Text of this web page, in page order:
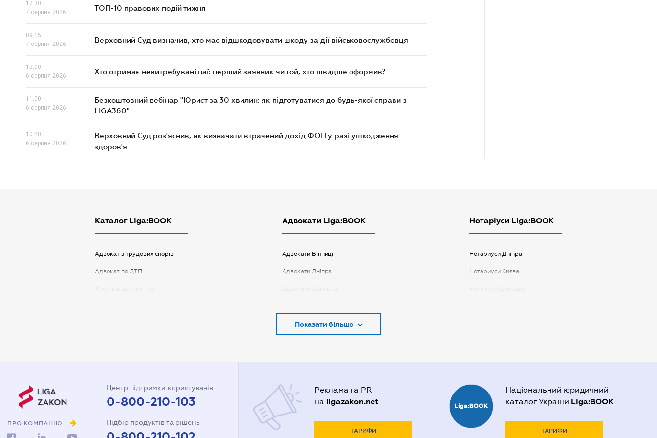
17.30
7 серпня 2026
ТОП-10 правових подій тижня
09.15
7 серпня 2026
Верховний Суд визначив, хто має відшкодовувати шкоду за дії військовослужбовця
15.00
6 серпня 2026
Хто отримає невитребувані паї: перший заявник чи той, хто швидше оформив?
11.00
6 серпня 2026
Безкоштовний вебінар "Юрист за 30 хвилин: як підготуватися до будь-якої справи з
LIGA360"
10.40
6 серпня 2026
Верховний Суд роз'яснив, як визначати втрачений дохід ФОП у разі ушкодження
здоров'я
Каталог Liga:BOOK
Адвокат з трудових спорів
Адвокат по ДТП
інтересів в суді
Адвокати Liga:BOOK
Адвокати Вінниці
Адвокати Дніпра
Адвокати Києва
Адвокати Полтави
Адвокати Харькова
Адвокаты Кривого Рогу
Нотаріуси Liga:BOOK
Нотариуси Дніпра
Нотариуси Києва
Показати більше
ПРО КОМПАНІЮ
Центр підтримки користувачів
0-800-210-103
Підбір продуктів та рішень
Реклама та PR
на ligazakon.net
ТАРИФИ
Національний юридичний
каталог України Liga:BOOK
ТАРИФИ